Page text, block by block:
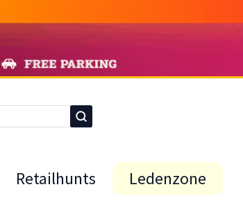
Retailhunts Ledenzone